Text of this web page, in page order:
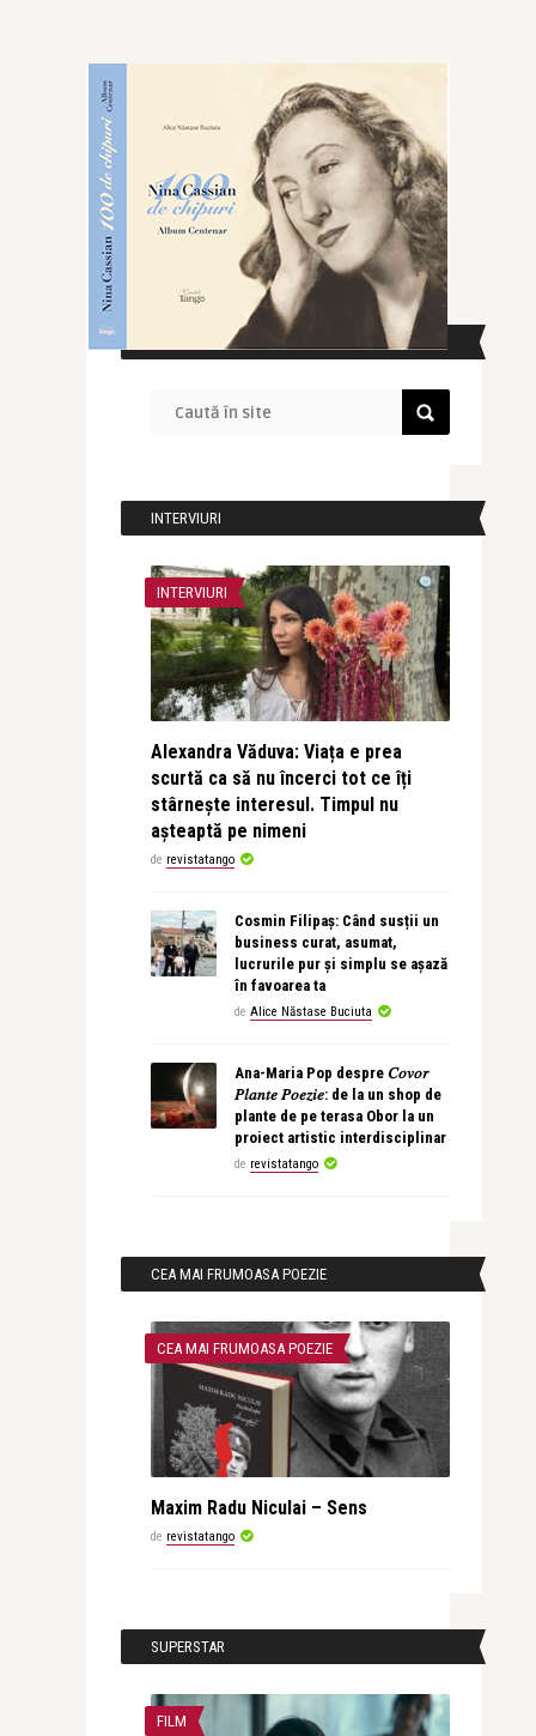
CAUTĂ ÎN SITE
INTERVIURI
INTERVIURI
Alexandra Văduva: Viața e prea
scurtă ca să nu încerci tot ce îți
stârnește interesul. Timpul nu
așteaptă pe nimeni
de revistatango
Cosmin Filipaș: Când susții un
business curat, asumat,
lucrurile pur și simplu se așază
în favoarea ta
de Alice Năstase Buciuta
Ana-Maria Pop despre 𝐶𝑜𝑣𝑜𝑟
𝑃𝑙𝑎𝑛𝑡𝑒 𝑃𝑜𝑒𝑧𝑖𝑒: de la un shop de
plante de pe terasa Obor la un
proiect artistic interdisciplinar
de revistatango
CEA MAI FRUMOASA POEZIE
CEA MAI FRUMOASA POEZIE
Maxim Radu Niculai – Sens
de revistatango
SUPERSTAR
FILM